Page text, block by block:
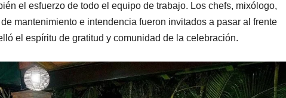
el esfuerzo de todo el equipo de trabajo. Los chefs, mixólogo,
mantenimiento e intendencia fueron invitados a pasar al frente
el espíritu de gratitud y comunidad de la celebración.